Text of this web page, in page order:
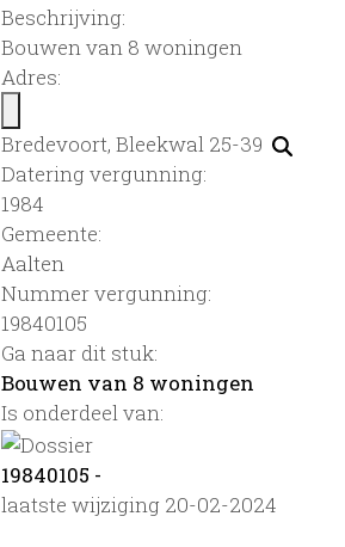
Beschrijving:
Bouwen van 8 woningen
Adres:
Bredevoort, Bleekwal 25-39
Datering vergunning:
1984
Gemeente:
Aalten
Nummer vergunning:
19840105
Ga naar dit stuk:
Bouwen van 8 woningen
Is onderdeel van:
19840105 -
laatste wijziging 20-02-2024